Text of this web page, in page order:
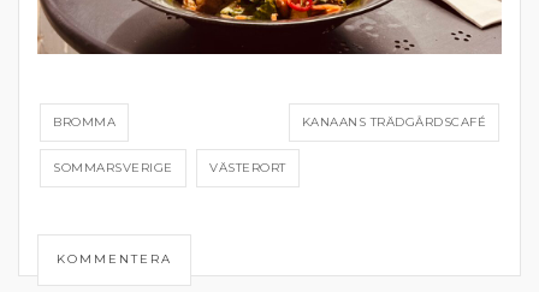
BROMMA KANAANS TRÄDGÅRDSCAFÉ
SOMMARSVERIGE VÄSTERORT
KOMMENTERA